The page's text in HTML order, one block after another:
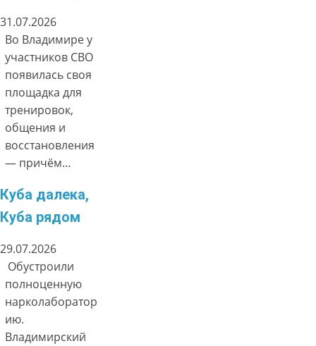
31.07.2026
Во Владимире у
участников СВО
появилась своя
площадка для
тренировок,
общения и
восстановления
— причём…
Куба далека,
Куба рядом
29.07.2026
Обустроили
полноценную
нарколаборатор
ию.
Владимирский